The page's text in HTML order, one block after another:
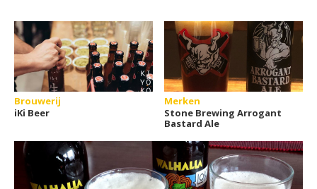
Brouwerij
iKi Beer
Merken
Stone Brewing Arrogant
Bastard Ale